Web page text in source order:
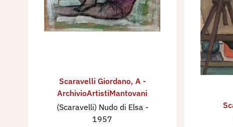
Scaravelli Giordano, A -
ArchivioArtistiMantovani
(Scaravelli) Nudo di Elsa -
1957